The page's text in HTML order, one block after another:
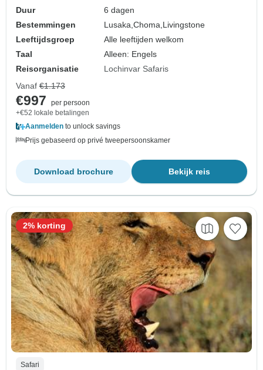
Duur
6 dagen
Bestemmingen
Lusaka,Choma, Livingstone
Leeftijdsgroep
Alle leeftijden welkom
Taal
Alleen: Engels
Reisorganisatie
Lochinvar Safaris
Vanaf €1.173
€997
per persoon
+€52 lokale betalingen
Aanmelden to unlock savings
Prijs gebaseerd op privé tweepersoonskamer
Bekijk reis
Download brochure
Safari
2% korting